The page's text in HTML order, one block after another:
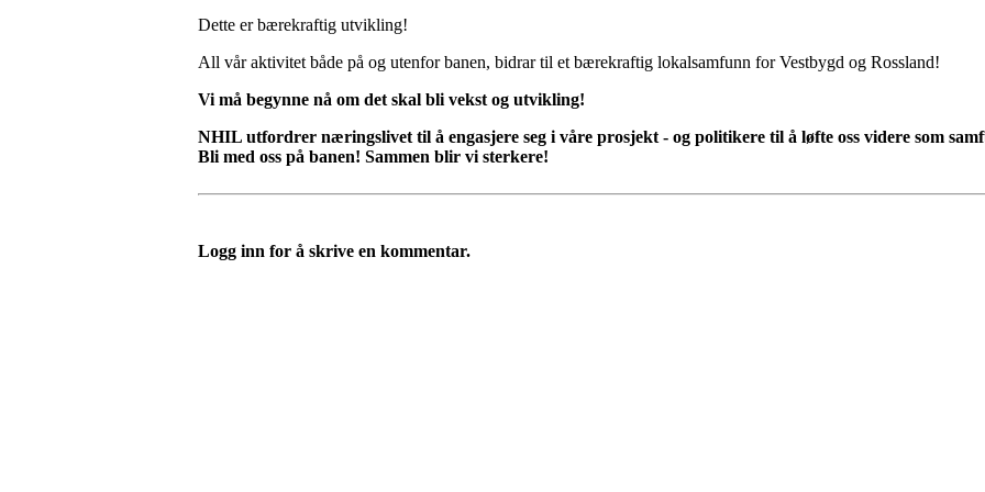
Dette er bærekraftig utvikling!
All vår aktivitet både på og utenfor banen, bidrar til et bærekraftig lokalsamfunn for Vestbygd og Rossland!
Vi må begynne nå om det skal bli vekst og utvikling!
NHIL utfordrer næringslivet til å engasjere seg i våre prosjekt - og politikere til å løfte oss videre som
Bli med oss på banen! Sammen blir vi sterkere!
Logg inn for å skrive en kommentar.